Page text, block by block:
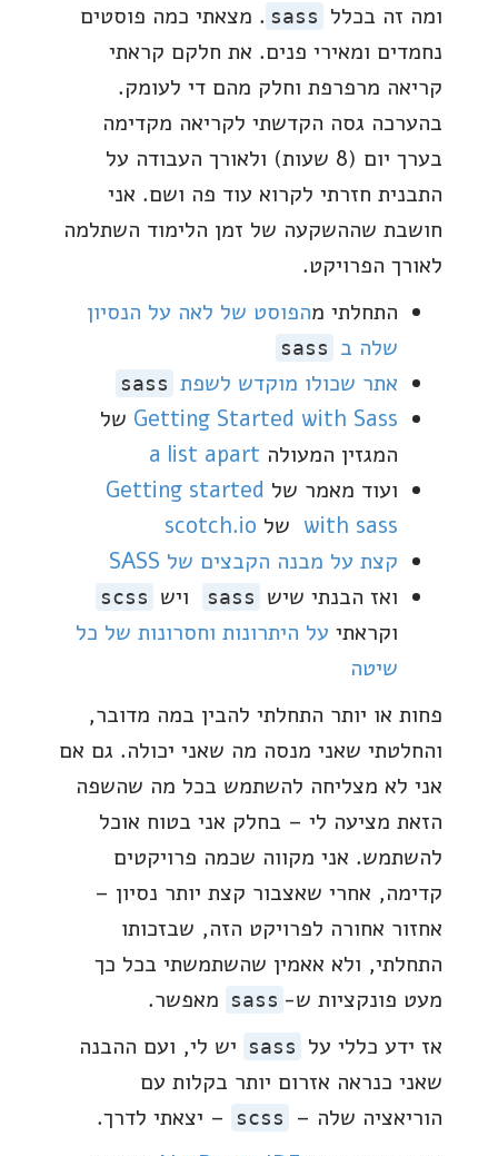
ומה זה בכלל
sass . מצאתי כמה פוסטים
נחמדים ומאירי פנים. את חלקם קראתי
קריאה מרפרפת וחלק מהם די לעומק.
בהערכה גסה הקדשתי לקריאה מקדימה
בערך יום (8 שעות) ולאורך העבודה על
התבנית חזרתי לקרוא עוד פה ושם. אני
חושבת שההשקעה של זמן הלימוד השתלמה
לאורך הפרויקט.
התחלתי מהפוסט של לאה על הנסיון
שלה ב
sass
אתר שכולו מוקדש לשפת sass
Getting Started with Sass של
המגזין המעולה a list apart
ועוד מאמר של Getting started
with sass של scotch.io
קצת על מבנה הקבצים של SASS
ואז הבנתי שיש
sass ויש scss
וקראתי על היתרונות וחסרונות של כל
שיטה
פחות או יותר התחלתי להבין במה מדובר,
והחלטתי שאני מנסה מה שאני יכולה. גם אם
אני לא מצליחה להשתמש בכל מה שהשפה
הזאת מציעה לי – בחלק אני בטוח אוכל
להשתמש. אני מקווה שכמה פרויקטים
קדימה, אחרי שאצבור קצת יותר נסיון –
אחזור אחורה לפרויקט הזה, שבזכותו
התחלתי, ולא אאמין שהשתמשתי בכל כך
מעט פונקציות ש- sass מאפשר.
אז ידע כללי על
sass יש לי, ועם ההבנה
שאני כנראה אזרום יותר בקלות עם
הוריאציה שלה –
scss
– יצאתי לדרך.